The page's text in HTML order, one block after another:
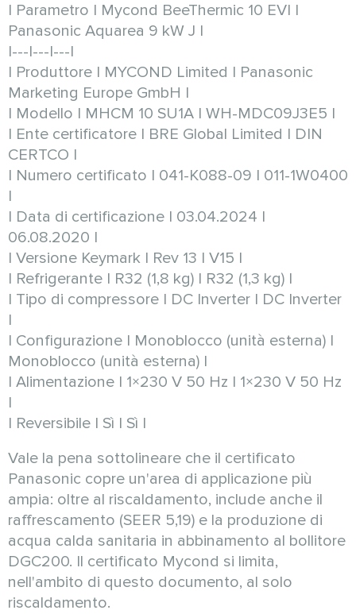
| Parametro | Mycond BeeThermic 10 EVI |
Panasonic Aquarea 9 kW J |
|---|---|---|
| Produttore | MYCOND Limited | Panasonic
Marketing Europe GmbH |
| Modello | MHCM 10 SU1A | WH-MDC09J3E5 |
| Ente certificatore | BRE Global Limited | DIN
CERTCO |
| Numero certificato | 041-K088-09 | 011-1W0400
|
| Data di certificazione | 03.04.2024 |
06.08.2020 |
| Versione Keymark | Rev 13 | V15 |
| Refrigerante | R32 (1,8 kg) | R32 (1,3 kg) |
| Tipo di compressore | DC Inverter | DC Inverter
|
| Configurazione | Monoblocco (unità esterna) |
Monoblocco (unità esterna) |
| Alimentazione | 1×230 V 50 Hz | 1×230 V 50 Hz
|
| Reversibile | Sì | Sì |
Vale la pena sottolineare che il certificato
Panasonic copre un'area di applicazione più
ampia: oltre al riscaldamento, include anche il
raffrescamento (SEER 5,19) e la produzione di
acqua calda sanitaria in abbinamento al bollitore
DGC200. Il certificato Mycond si limita,
nell'ambito di questo documento, al solo
riscaldamento.